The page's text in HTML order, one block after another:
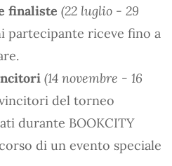
finaliste (22 luglio - 29
partecipante riceve fino a
(14 novembre - 16
del torneo
durante BOOKCITY
di un evento speciale